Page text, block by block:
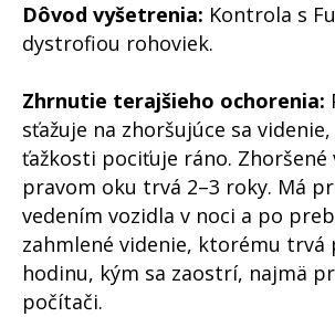
Dôvod vyšetrenia: Kontrola s
dystrofiou rohoviek.
Zhrnutie terajšieho ochorenia:
sťažuje na zhoršujúce sa
ťažkosti pociťuje ráno. Zhoršené
pravom oku trvá 2–3 roky. Má
vedením vozidla v noci a po
zahmlené videnie, ktorému trvá
hodinu, kým sa zaostrí, najmä
počítači.